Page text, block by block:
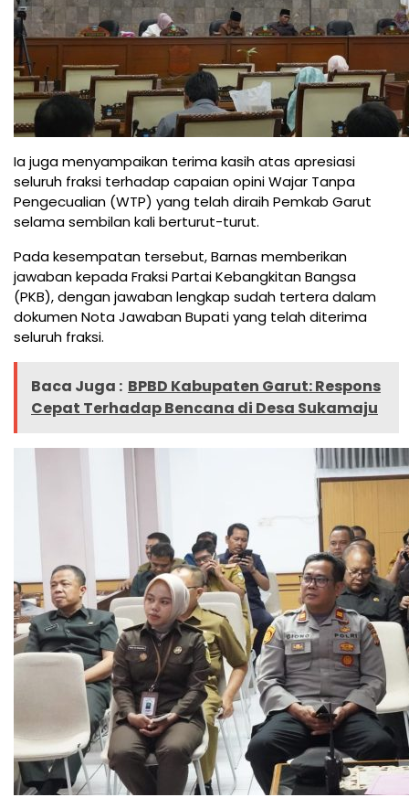
Ia juga menyampaikan terima kasih atas apresiasi
seluruh fraksi terhadap capaian opini Wajar Tanpa
Pengecualian (WTP) yang telah diraih Pemkab Garut
selama sembilan kali berturut-turut.
Pada kesempatan tersebut, Barnas memberikan
jawaban kepada Fraksi Partai Kebangkitan Bangsa
(PKB), dengan jawaban lengkap sudah tertera dalam
dokumen Nota Jawaban Bupati yang telah diterima
seluruh fraksi.
Baca Juga : BPBD Kabupaten Garut: Respons
Cepat Terhadap Bencana di Desa Sukamaju